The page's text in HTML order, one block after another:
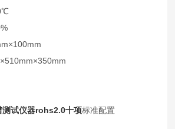
测试仪器rohs2.0十项标准配置